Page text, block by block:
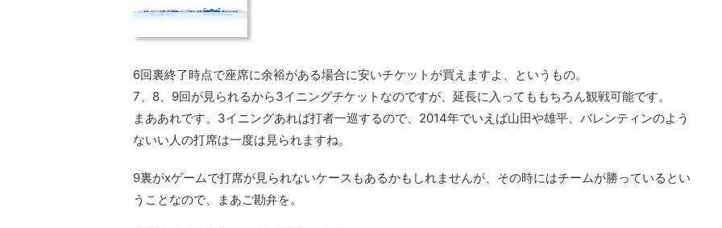
6回裏終了時点で座席に余裕がある場合に安いチケットが買えますよ、というもの。
7、8、9回が見られるから3イニングチケットなのですが、延長に入ってももちろん観戦可能です。
まああれです。3イニングあれば打者一巡するので、2014年でいえば山田や雄平、バレンティンのよう
ないい人の打席は一度は見られますね。
9裏がxゲームで打席が見られないケースもあるかもしれませんが、その時にはチームが勝っているとい
うことなので、まあご勘弁を。